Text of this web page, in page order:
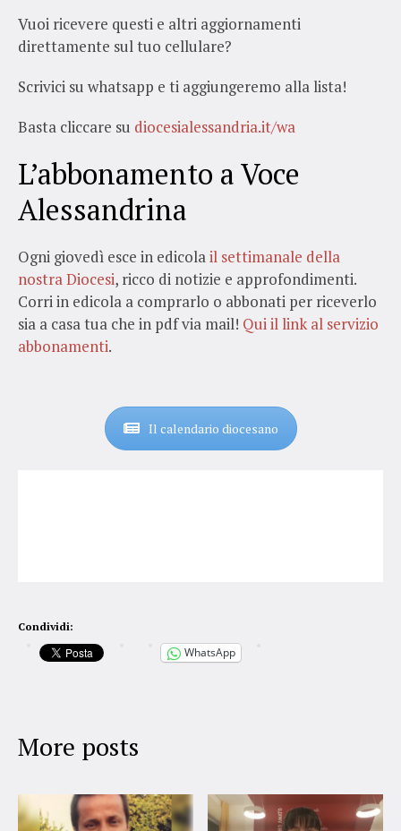
Vuoi ricevere questi e altri aggiornamenti
direttamente sul tuo cellulare?
Scrivici su whatsapp e ti aggiungeremo alla lista!
Basta cliccare su diocesialessandria.it/wa
L’abbonamento a Voce
Alessandrina
Ogni giovedì esce in edicolail settimanale della
nostra Diocesi, ricco di notizie e approfondimenti.
Corri in edicola a comprarlo o abbonati per riceverlo
sia a casa tua che in pdf via mail! Qui il link al servizio
abbonamenti.
Il calendario diocesano
Condividi:
WhatsApp
More posts